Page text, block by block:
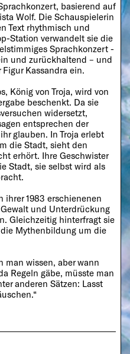
basierend auf
Wolf. Die Schauspielerin
Text rhythmisch und
Station verwandelt sie die
Sprachkonzert -
und zurückhaltend – und
Kassandra ein.
König von Troja, wird von
beschenkt. Da sie
widersetzt,
entsprechen der
glauben. In Troja erlebt
die Stadt, sieht den
erhört. Ihre Geschwister
Stadt, sie selbst wird als
ihrer 1983 erschienenen
und Unterdrückung
Gleichzeitig hinterfragt sie
Mythenbildung um die
man wissen, aber wann
Regeln gäbe, müsste man
anderen Sätzen: Lasst